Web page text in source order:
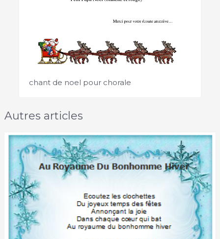
chant de noel pour chorale
Autres articles